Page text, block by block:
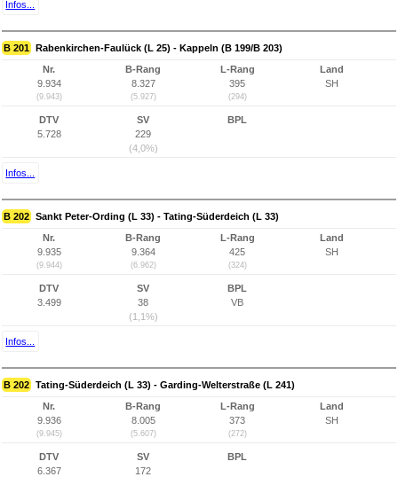
Infos...
B 201 Rabenkirchen-Faulück (L 25) - Kappeln (B 199/B 203)
Nr.
9.934
(9.943)
B-Rang
8.327
(5.927)
L-Rang
395
(294)
Land
SH
DTV
5.728
SV
229
(4,0%)
BPL
Infos...
B 202 Sankt Peter-Ording (L 33) - Tating-Süderdeich (L 33)
Nr.
9.935
(9.944)
B-Rang
9.364
(6.962)
L-Rang
425
(324)
Land
SH
DTV
3.499
SV
38
(1,1%)
BPL
VB
Infos...
B 202 Tating-Süderdeich (L 33) - Garding-Welterstraße (L 241)
Nr.
9.936
(9.945)
B-Rang
8.005
(5.607)
L-Rang
373
(272)
Land
SH
DTV
6.367
SV
172
BPL